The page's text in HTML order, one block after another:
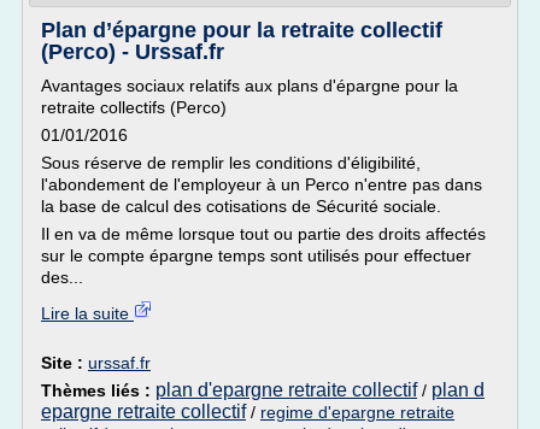
Plan d’épargne pour la retraite collectif
(Perco) - Urssaf.fr
Avantages sociaux relatifs aux plans d'épargne pour la
retraite collectifs (Perco)
01/01/2016
Sous réserve de remplir les conditions d'éligibilité,
l'abondement de l'employeur à un Perco n'entre pas dans
la base de calcul des cotisations de Sécurité sociale.
Il en va de même lorsque tout ou partie des droits affectés
sur le compte épargne temps sont utilisés pour effectuer
des...
Lire la suite
Site : urssaf.fr
Thèmes liés : plan d'epargne retraite collectif/ plan d
epargne retraite collectif/ regime d'epargne retraite